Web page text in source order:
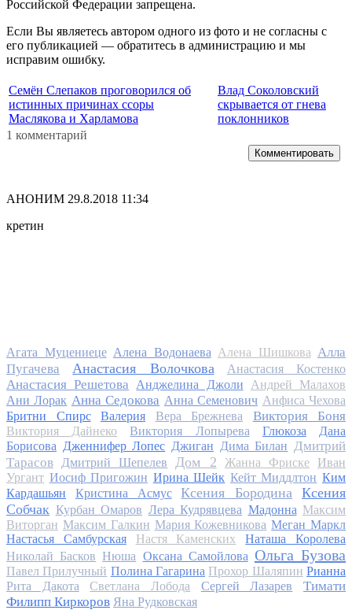
Российской Федерации запрещена.
Если Вы являетесь автором одного из фото и не согласны с
его публикацией — обратитесь в администрацию и мы
исправим ошибку.
Семён Слепаков проговорился об
истинных причинах ссоры
Маслякова и Харламова
Влад Соколовский
скрывается от гнева
поклонников
1 комментарий
Комментировать
АНОНИМ 29.8.2018 11:34
кретин
Агата Муцениеце Алена Водонаева Алена Шишкова Алла
Пугачева
Анастасия Волочкова Анастасия Костенко
Анастасия Решетова Анджелина Джоли
Андрей Малахов
Ани Лорак Анна Седокова Анна Семенович Анфиса Чехова
Бритни Спирс
Валерия Вера Брежнева Виктория Боня
Виктория Дайнеко Виктория Лопырева Глюкоза
Дана
Борисова Дженнифер Лопес Джиган Дима Билан Дмитрий
Тарасов
Дмитрий Шепелев Дом 2 Жанна Фриске
Иван
Ургант Иосиф Пригожин Ирина Шейк Кейт Миддлтон Ким
Кардашьян
Кристина Асмус Ксения Бородина
Ксения
Собчак Курбан Омаров Лера Кудрявцева Мадонна Максим
Виторган Максим Галкин Мария Кожевникова Меган Маркл
Настасья Самбурская
Настя Каменских
Наташа Королева
Николай Басков Нюша Оксана Самойлова Ольга Бузова
Павел Прилучный Полина Гагарина Прохор Шаляпин Рианна
Рита Дакота
Светлана Лобода Сергей Лазарев
Тимати
Филипп Киркоров Яна Рудковская